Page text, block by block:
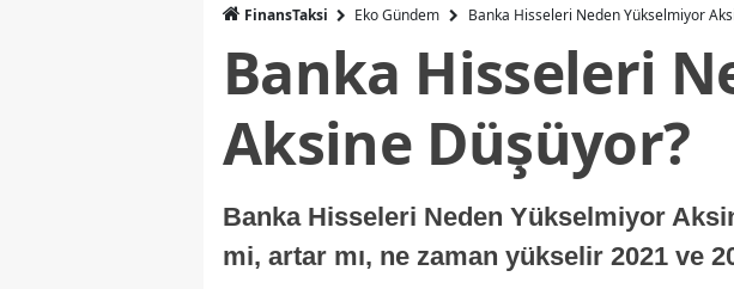
FinansTaksi Eko Gündem Banka Hisseleri Neden Yükselmiyor
Banka Hisseleri
Aksine Düşüyor?
Banka Hisseleri Neden Yükselmiyor
mi, artar mı, ne zaman yükselir 2021 ve